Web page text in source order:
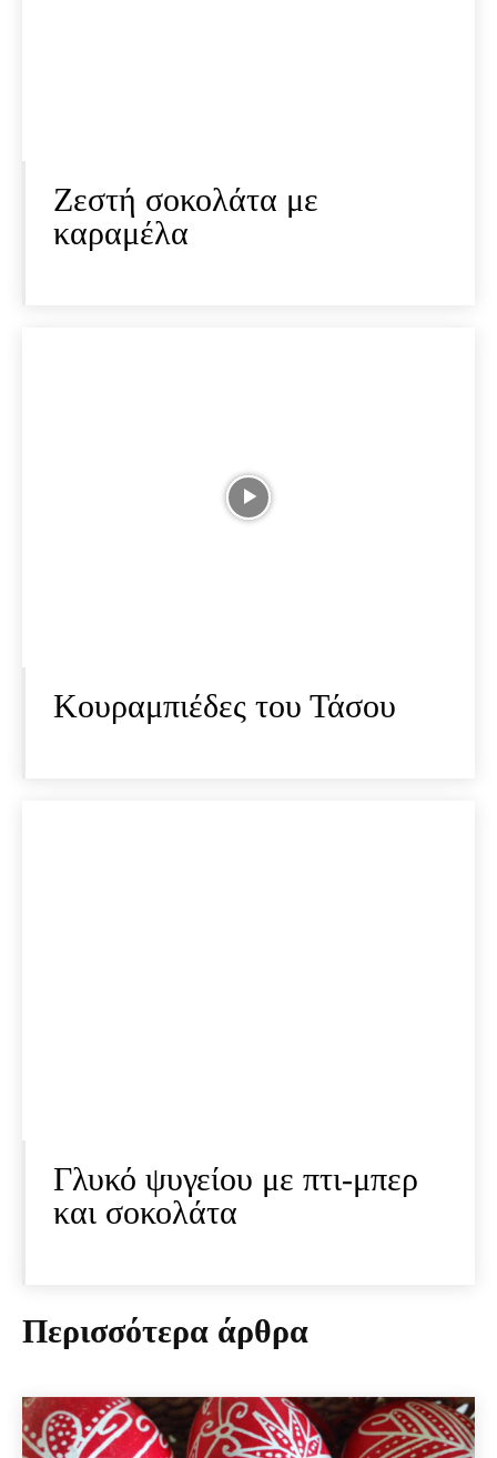
Ζεστή σοκολάτα με
καραμέλα
Κουραμπιέδες του Τάσου
Γλυκό ψυγείου με πτι-μπερ
και σοκολάτα
Περισσότερα άρθρα